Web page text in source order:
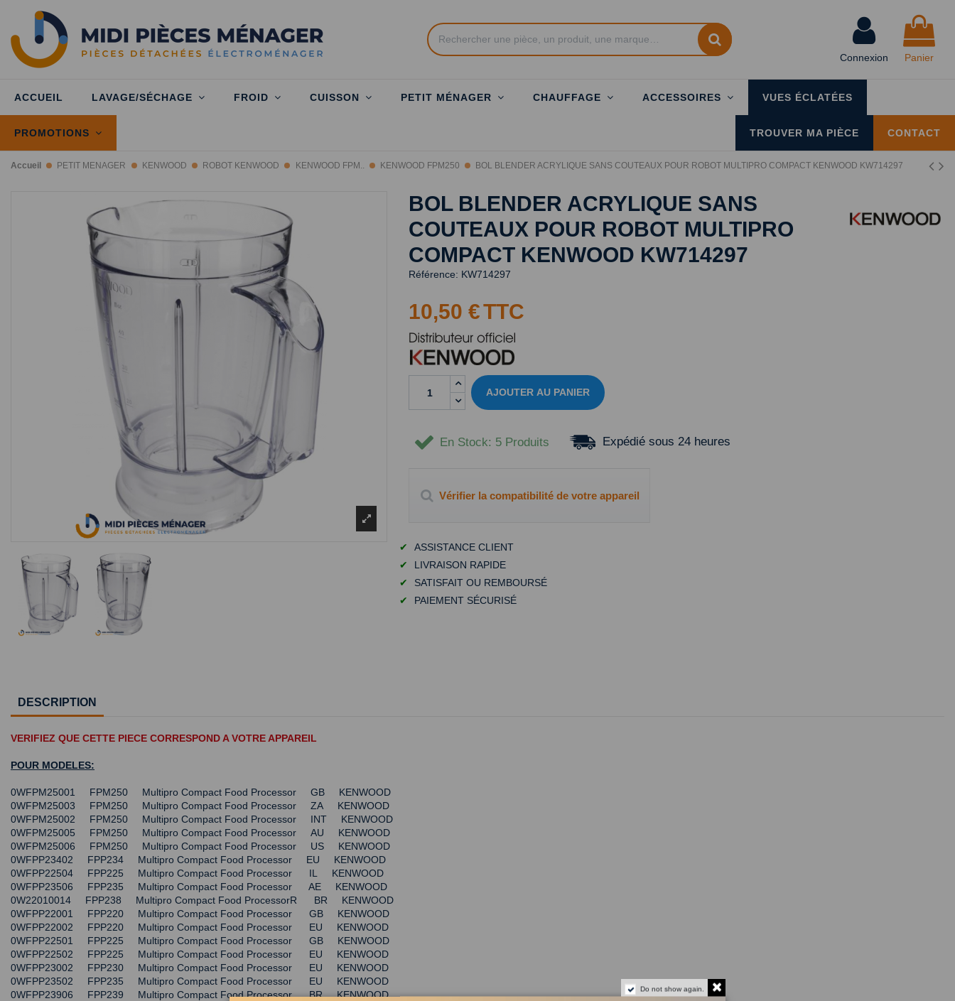
Connexion Panier
ACCUEIL LAVAGE/SÉCHAGE FROID CUISSON PETIT MÉNAGER CHAUFFAGE ACCESSOIRES VUES ÉCLATÉES
PROMOTIONS CONTACT
TROUVER MA PIÈCE
Accueil PETIT MENAGER KENWOOD ROBOT KENWOOD KENWOOD FPM.. KENWOOD FPM250 BOL BLENDER ACRYLIQUE SANS COUTEAUX POUR ROBOT MULTIPRO COMPACT KENWOOD KW714297
BOL BLENDER ACRYLIQUE SANS
COUTEAUX POUR ROBOT MULTIPRO
COMPACT KENWOOD KW714297
Référence: KW714297
10,50 €TTC
AJOUTER AU PANIER
En Stock: 5 Produits Expédié sous 24 heures
Vérifier la compatibilité de votre appareil
✔
ASSISTANCE CLIENT
✔
LIVRAISON RAPIDE
✔
SATISFAIT OU REMBOURSÉ
✔
PAIEMENT SÉCURISÉ
DESCRIPTION
VERIFIEZ QUE CETTE PIECE CORRESPOND A VOTRE APPAREIL
POUR MODELES:
0WFPM25001 FPM250 Multipro Compact Food Processor GB KENWOOD
0WFPM25003 FPM250 Multipro Compact Food Processor ZA KENWOOD
0WFPM25002 FPM250 Multipro Compact Food Processor INT KENWOOD
0WFPM25005 FPM250 Multipro Compact Food Processor AU KENWOOD
0WFPM25006 FPM250 Multipro Compact Food Processor US KENWOOD
0WFPP23402 FPP234 Multipro Compact Food Processor EU KENWOOD
0WFPP22504 FPP225 Multipro Compact Food Processor IL KENWOOD
0WFPP23506 FPP235 Multipro Compact Food Processor AE KENWOOD
0W22010014 FPP238 Multipro Compact Food ProcessorR BR KENWOOD
0WFPP22001 FPP220 Multipro Compact Food Processor GB KENWOOD
0WFPP22002 FPP220 Multipro Compact Food Processor EU KENWOOD
0WFPP22501 FPP225 Multipro Compact Food Processor GB KENWOOD
0WFPP22502 FPP225 Multipro Compact Food Processor EU KENWOOD
0WFPP23002 FPP230 Multipro Compact Food Processor EU KENWOOD
0WFPP23502 FPP235 Multipro Compact Food Processor EU KENWOOD
0WFPP23906 FPP239 Multipro Compact Food Processor BR KENWOOD
Do not show again.